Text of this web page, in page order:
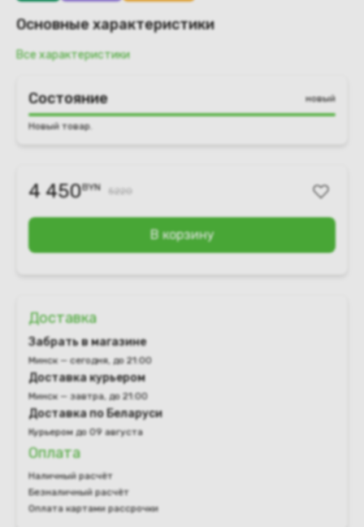
Основные характеристики
Все характеристики
Состояние новый
Новый товар.
4 450BYN 5220
В корзину
Доставка
Забрать в магазине
Минск — сегодня, до 21:00
Доставка курьером
Минск — завтра, до 21:00
Доставка по Беларуси
Курьером до 09 августа
Оплата
Наличный расчёт
Безналичный расчёт
Оплата картами рассрочки